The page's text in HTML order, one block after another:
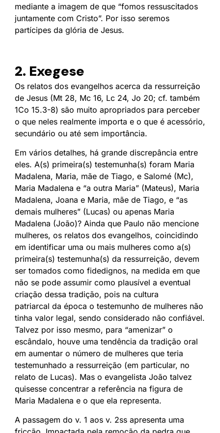
mediante a imagem de que “fomos ressuscitados
juntamente com Cristo”. Por isso seremos
partícipes da glória de Jesus.
2. Exegese
Os relatos dos evangelhos acerca da ressurreição
de Jesus (Mt 28, Mc 16, Lc 24, Jo 20; cf. também
1Co 15.3-8) são muito apropriados para perceber
o que neles realmente importa e o que é acessório,
secundário ou até sem importância.
Em vários detalhes, há grande discrepância entre
eles. A(s) primeira(s) testemunha(s) foram Maria
Madalena, Maria, mãe de Tiago, e Salomé (Mc),
Maria Madalena e “a outra Maria” (Mateus), Maria
Madalena, Joana e Maria, mãe de Tiago, e “as
demais mulheres” (Lucas) ou apenas Maria
Madalena (João)? Ainda que Paulo não mencione
mulheres, os relatos dos evangelhos, coincidindo
em identificar uma ou mais mulheres como a(s)
primeira(s) testemunha(s) da ressurreição, devem
ser tomados como fidedignos, na medida em que
não se pode assumir como plausível a eventual
criação dessa tradição, pois na cultura
patriarcal da época o testemunho de mulheres não
tinha valor legal, sendo considerado não confiável.
Talvez por isso mesmo, para “amenizar” o
escândalo, houve uma tendência da tradição oral
em aumentar o número de mulheres que teria
testemunhado a ressurreição (em particular, no
relato de Lucas). Mas o evangelista João talvez
quisesse concentrar a referência na figura de
Maria Madalena e o que ela representa.
A passagem do v. 1 aos v. 2ss apresenta uma